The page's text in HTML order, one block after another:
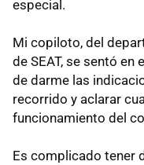
especial.
Mi copiloto, del
de SEAT, se sentó
de darme las
recorrido y aclarar
funcionamiento del
Es complicado tener